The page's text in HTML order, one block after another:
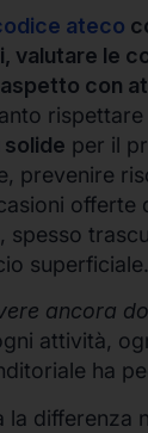
ateco
valutare le
con
solide per il
prevenire
offerte
spesso
superficiale.
ancora
attività,
ha
la differenza